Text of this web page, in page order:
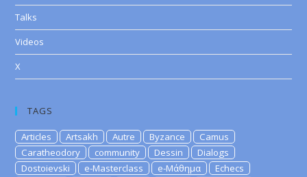
Talks
Videos
X
TAGS
Articles Artsakh Autre Byzance
Camus
Caratheodory
community Dessin
Dialogs
Dostoievski
e-Masterclass e-Μάθημα
Echecs